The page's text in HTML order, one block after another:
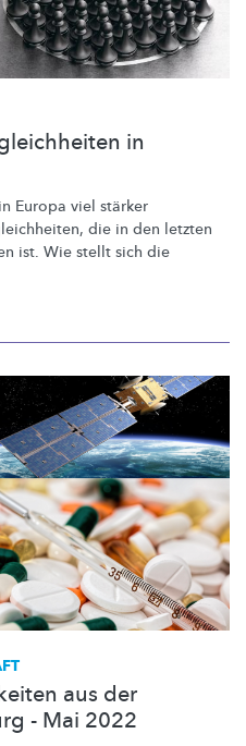
in
Europa viel stärker
die in den letzten
ist. Wie stellt sich die
aus der
- Mai 2022